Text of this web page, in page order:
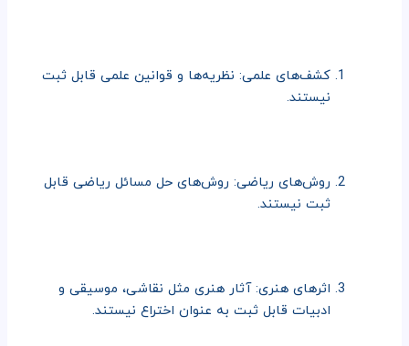
کشف‌های علمی: نظریه‌ها و قوانین علمی قابل ثبت
نیستند.
روش‌های ریاضی: روش‌های حل مسائل ریاضی قابل
ثبت نیستند.
اثرهای هنری: آثار هنری مثل نقاشی، موسیقی و
ادبیات قابل ثبت به عنوان اختراع نیستند.